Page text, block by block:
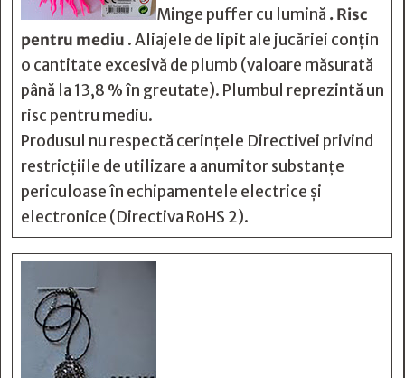
Minge puffer cu lumină . Risc
pentru mediu . Aliajele de lipit ale jucăriei conțin
o cantitate excesivă de plumb (valoare măsurată
până la 13,8 % în greutate). Plumbul reprezintă un
risc pentru mediu.
Produsul nu respectă cerințele Directivei privind
restricțiile de utilizare a anumitor substanțe
periculoase în echipamentele electrice și
electronice (Directiva RoHS 2).